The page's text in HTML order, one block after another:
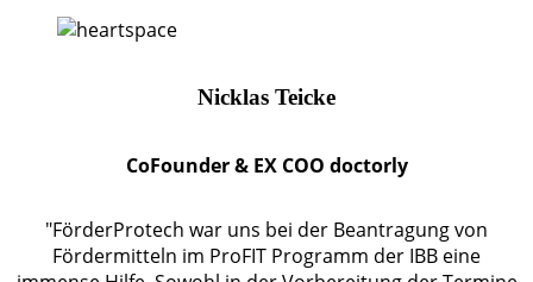
Nicklas Teicke
CoFounder & EX COO doctorly
"FörderProtech war uns bei der Beantragung von
Fördermitteln im ProFIT Programm der IBB eine